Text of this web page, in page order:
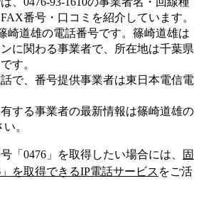
番号・口コミを紹介しています。
崎道雄の電話番号です。 篠崎道雄は
に関わる事業者で、所在地は千葉県
です。
で、番号提供事業者は東日本電信電
する事業者の最新情報は篠崎道雄の
。
「 0476 」を取得したい場合には、
固
」を取得できるIP電話サービス をご活